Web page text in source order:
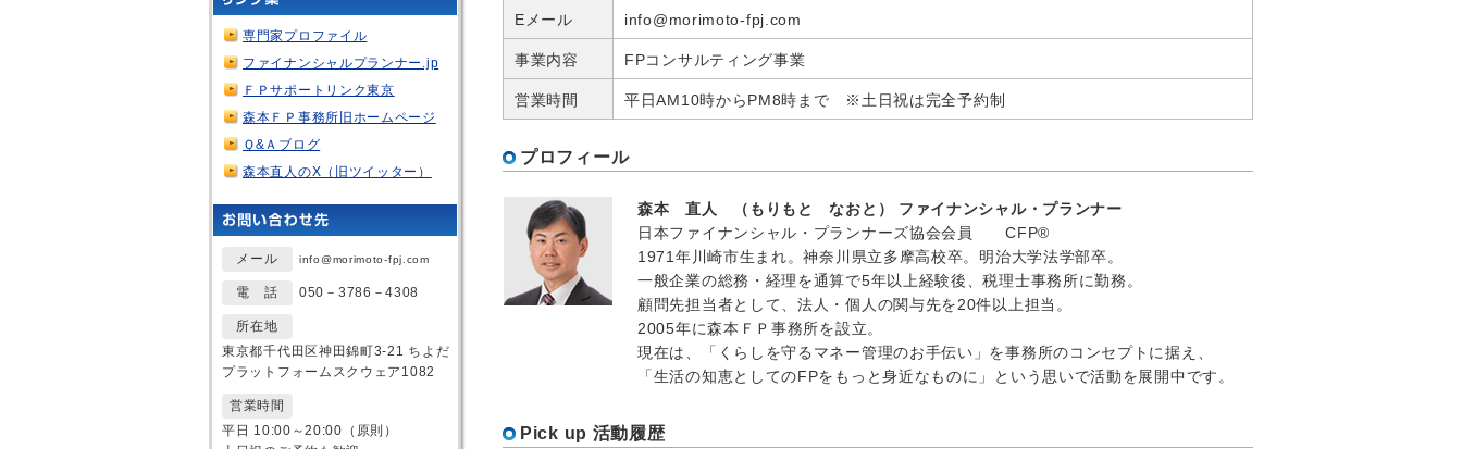
Eメール info@morimoto-fpj.com
事業内容 FPコンサルティング事業
営業時間 平日AM10時からPM8時まで ※土日祝は完全予約制
プロフィール
森本 直人 （もりもと なおと） ファイナンシャル・プランナー
日本ファイナンシャル・プランナーズ協会会員 CFP®
1971年川崎市生まれ。神奈川県立多摩高校卒。明治大学法学部卒。
一般企業の総務・経理を通算で5年以上経験後、税理士事務所に勤務。
顧問先担当者として、法人・個人の関与先を20件以上担当。
2005年に森本ＦＰ事務所を設立。
現在は、「くらしを守るマネー管理のお手伝い」を事務所のコンセプトに据え、
「生活の知恵としてのFPをもっと身近なものに」という思いで活動を展開中です。
Pick up 活動履歴
専門家プロファイル
ファイナンシャルプランナー.jp
ＦＰサポートリンク東京
森本ＦＰ事務所旧ホームページ
Ｑ&Ａブログ
森本直人のX（旧ツイッター）
メール info@morimoto-fpj.com
電 話 050－3786－4308
所在地
東京都千代田区神田錦町3-21 ちよだ
プラットフォームスクウェア1082
営業時間
平日 10:00～20:00（原則）